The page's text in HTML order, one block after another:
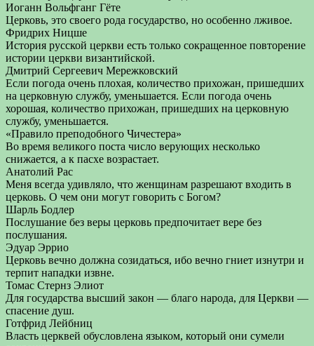
Иоганн Вольфганг Гёте
Церковь, это своего рода государство, но особенно лживое.
Фридрих Ницше
История русской церкви есть только сокращенное повторение
истории церкви византийской.
Дмитрий Сергеевич Мережковский
Если погода очень плохая, количество прихожан, пришедших
на церковную службу, уменьшается. Если погода очень
хорошая, количество прихожан, пришедших на церковную
службу, уменьшается.
«Правило преподобного Чичестера»
Во время великого поста число верующих несколько
снижается, а к пасхе возрастает.
Анатолий Рас
Меня всегда удивляло, что женщинам разрешают входить в
церковь. О чем они могут говорить с Богом?
Шарль Бодлер
Послушание без веры церковь предпочитает вере без
послушания.
Эдуар Эррио
Церковь вечно должна созидаться, ибо вечно гниет изнутри и
терпит нападки извне.
Томас Стернз Элиот
Для государства высший закон — благо народа, для Церкви —
спасение душ.
Готфрид Лейбниц
Власть церквей обусловлена языком, который они сумели